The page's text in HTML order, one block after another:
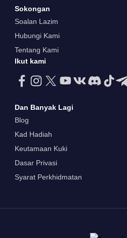
Sokongan
Soalan Lazim
Hubungi Kami
Tentang Kami
Ikut kami
Dan Banyak Lagi
Blog
Kad Hadiah
Keutamaan Kuki
Dasar Privasi
Syarat Perkhidmatan